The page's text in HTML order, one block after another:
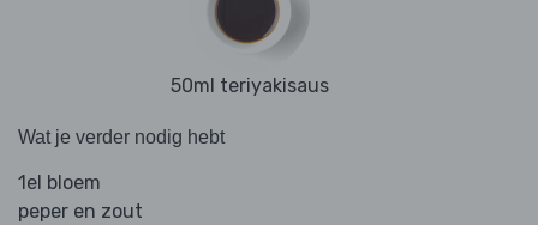
50ml teriyakisaus
Wat je verder nodig hebt
1el bloem
peper en zout